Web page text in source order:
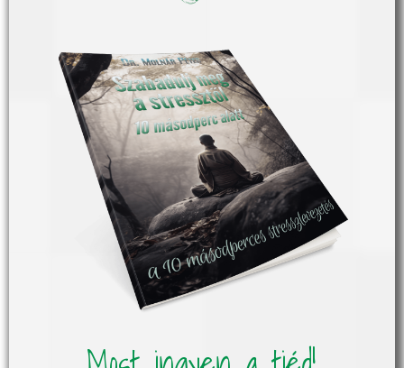
Ha eddig még nem töltötted le az e-bookot, amiből
játszva megtanulod, hogy miként vezesd le 10
másodperc alatt a stresszt, illetve ami megmondja:
milyen dolgokat kell megtenned ahhoz, hogy mindig
elégedett legyél az életeddel, akkor töltsd le most!
Persze hogy szeretném a könyvet!